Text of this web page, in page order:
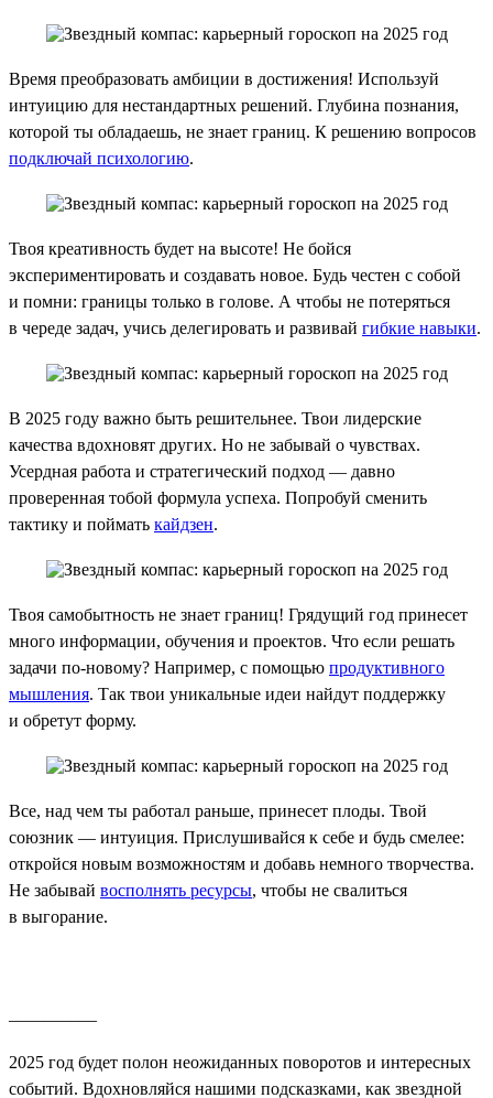
Время преобразовать амбиции в достижения! Используй
интуицию для нестандартных решений. Глубина познания,
которой ты обладаешь, не знает границ. К решению вопросов
подключай психологию.
Твоя креативность будет на высоте! Не бойся
экспериментировать и создавать новое. Будь честен с собой
и помни: границы только в голове. А чтобы не потеряться
в череде задач, учись делегировать и развивай гибкие навыки.
В 2025 году важно быть решительнее. Твои лидерские
качества вдохновят других. Но не забывай о чувствах.
Усердная работа и стратегический подход — давно
проверенная тобой формула успеха. Попробуй сменить
тактику и поймать кайдзен.
Твоя самобытность не знает границ! Грядущий год принесет
много информации, обучения и проектов. Что если решать
задачи по-новому? Например, с помощью продуктивного
мышления. Так твои уникальные идеи найдут поддержку
и обретут форму.
Все, над чем ты работал раньше, принесет плоды. Твой
союзник — интуиция. Прислушивайся к себе и будь смелее:
откройся новым возможностям и добавь немного творчества.
Не забывай восполнять ресурсы, чтобы не свалиться
в выгорание.
2025 год будет полон неожиданных поворотов и интересных
событий. Вдохновляйся нашими подсказками, как звездной